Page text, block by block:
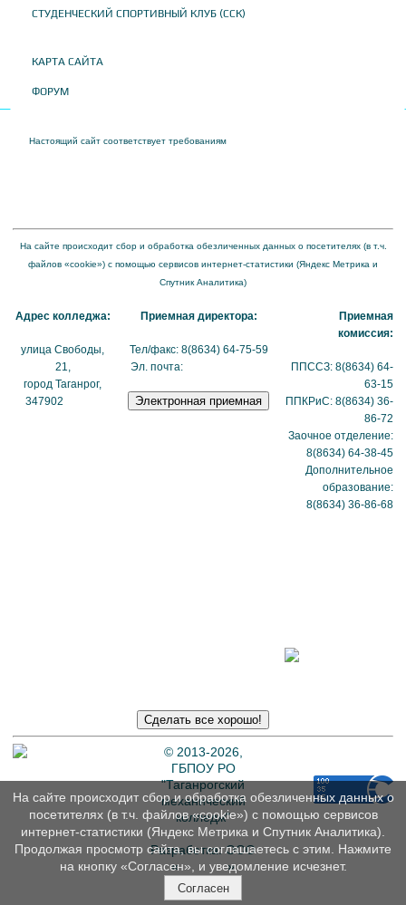
СТУДЕНЧЕСКИЙ СПОРТИВНЫЙ КЛУБ (ССК)
КАРТА САЙТА
ФОРУМ
Настоящий сайт соответствует требованиям
На сайте происходит сбор и обработка обезличенных данных о посетителях (в т.ч.
файлов «cookie») с помощью сервисов интернет-статистики (Яндекс Метрика и
Спутник Аналитика)
Адрес колледжа:
улица Свободы,
21,
город Таганрог,
347902
Приемная директора:
Тел/факс: 8(8634) 64-75-59
Эл. почта:
Приемная
комиссия:
ППССЗ: 8(8634) 64-
63-15
ППКРиС: 8(8634) 36-
86-72
Заочное отделение:
8(8634) 64-38-45
Дополнительное
образование:
8(8634) 36-86-68
© 2013-2026,
ГБПОУ РО
"Таганрогский
механический
колледж"
Разработка: ООО
«Интэрсо»
На сайте происходит сбор и обработка обезличенных данных о
посетителях (в т.ч. файлов «cookie») с помощью сервисов
интернет-статистики (Яндекс Метрика и Спутник Аналитика).
Продолжая просмотр сайта, вы соглашаетесь с этим. Нажмите
на кнопку «Согласен», и уведомление исчезнет.
Согласен